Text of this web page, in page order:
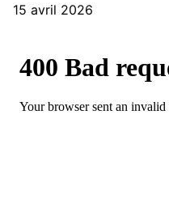
15 avril 2026